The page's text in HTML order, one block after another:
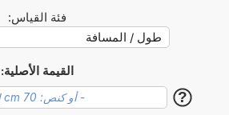
فئة القياس:
القيمة الأصلية:
?